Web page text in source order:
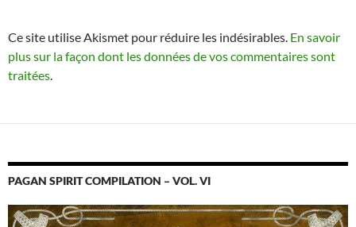
Ce site utilise Akismet pour réduire les indésirables. En savoir
plus sur la façon dont les données de vos commentaires sont
traitées.
PAGAN SPIRIT COMPILATION – VOL. VI